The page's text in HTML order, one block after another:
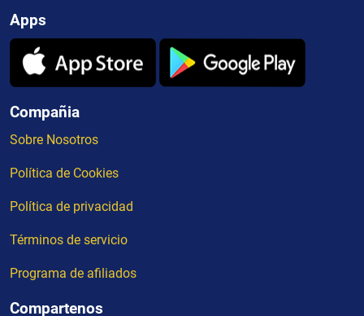
Apps
Compañia
Sobre Nosotros
Política de Cookies
Política de privacidad
Términos de servicio
Programa de afiliados
Compartenos